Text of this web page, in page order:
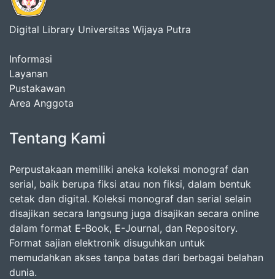
Digital Library Universitas Wijaya Putra
Informasi
Layanan
Pustakawan
Area Anggota
Tentang Kami
Perpustakaan memiliki aneka koleksi monograf dan
serial, baik berupa fiksi atau non fiksi, dalam bentuk
cetak dan digital. Koleksi monograf dan serial selain
disajikan secara langsung juga disajikan secara online
dalam format E-Book, E-Journal, dan Repository.
Format sajian elektronik disuguhkan untuk
memudahkan akses tanpa batas dari berbagai belahan
dunia.